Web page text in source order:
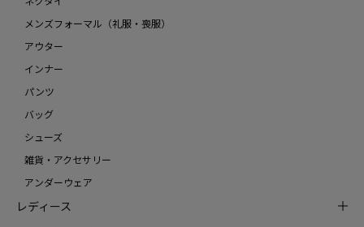
メンズフォーマル（礼服・喪服）
アウター
インナー
パンツ
バッグ
シューズ
雑貨・アクセサリー
アンダーウェア
レディース